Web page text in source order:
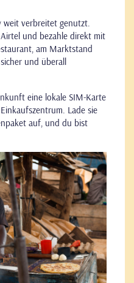
weit verbreitet genutzt.
und bezahle direkt mit
am Marktstand
und überall
eine lokale SIM-Karte
Lade sie
auf, und du bist